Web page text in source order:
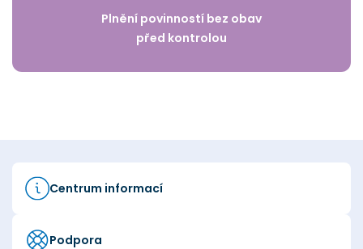
Plnění povinností bez obav
před kontrolou
Centrum informací
Podpora